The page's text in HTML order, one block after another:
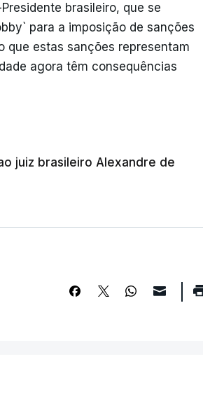
brasileiro, que se
para a imposição de sanções
que estas sanções representam
agora têm consequências
juiz brasileiro Alexandre de